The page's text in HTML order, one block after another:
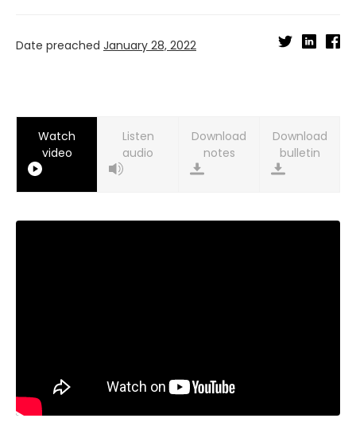
Date preached January 28, 2022
Watch
video
Listen
audio
Download
notes
Download
bulletin